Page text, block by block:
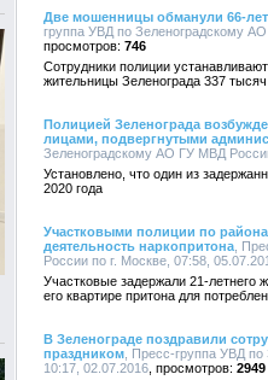
Две мошенницы обманули 66-
группа УВД по Зеленоградскому
746
Сотрудники полиции
жительницы Зеленограда 337
Полицией Зеленограда
лицами, подвергнутыми
Зеленоградскому АО ГУ МВД
Установлено, что один из
2020 года
Участковыми полиции по
деятельность наркопритона ,
России по г. Москве, 07:58,
Участковые задержали 21-летнего
его квартире притона для
В Зеленограде поздравили
праздником , Пресс-группа УВД
10:17, 02.07.2016
2949